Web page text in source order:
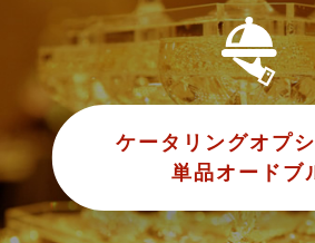
ケータリングオプシ
単品オードブ